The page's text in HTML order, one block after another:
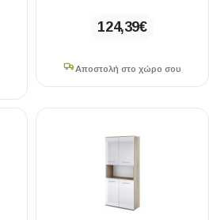
124,39€
Αποστολή στο χώρο σου